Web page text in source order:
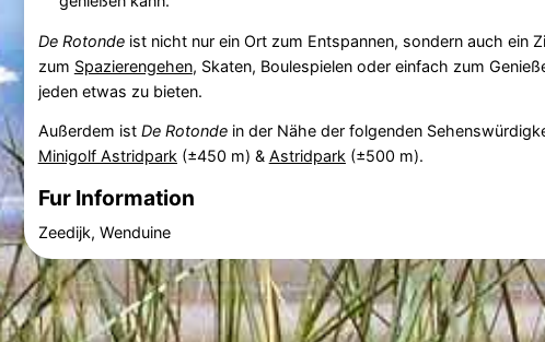
De Rotondeist nicht nur ein Ort zum Entspannen, sondern auch ein
zum Spazierengehen, Skaten, Boulespielen oder einfach zum
jeden etwas zu bieten.
Außerdem ist De Rotondein der Nähe der folgenden
Minigolf Astridpark (±450 m) & Astridpark (±500 m).
Fur Information
Zeedijk, Wenduine